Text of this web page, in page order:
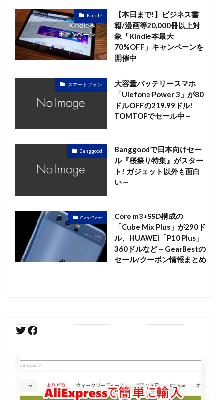
Kindle
【本日まで!】ビジネス書
籍/漫画等20,000冊以上対
象「Kindle本最大
70%OFF」キャンペーンを
開催中
スマートフォン
大容量バッテリースマホ
「Ulefone Power 3」が80
ドルOFFの219.99ドル!
TOMTOPでセール中～
Banggood
Banggoodで日本向けセー
ル『桜祭り特集』がスター
ト! ガジェット以外も面白
い～
GearBest
Core m3+SSD構成の
「Cube Mix Plus」が290ド
ル、HUAWEI「P10 Plus」
360ドルなど～GearBestの
セール/クーポン情報まとめ